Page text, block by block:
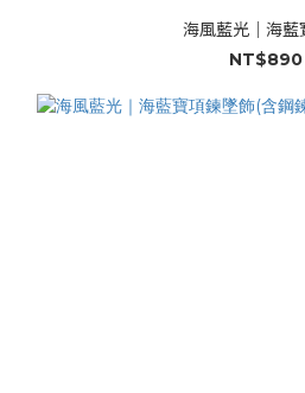
海風藍光｜海藍
NT$890